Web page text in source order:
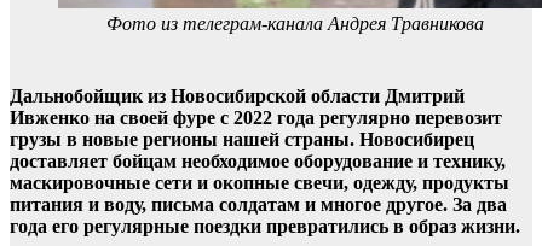
Фото из телеграм-канала Андрея Травникова
Дальнобойщик из Новосибирской области Дмитрий
Ивженко на своей фуре с 2022 года регулярно перевозит
грузы в новые регионы нашей страны. Новосибирец
доставляет бойцам необходимое оборудование и технику,
маскировочные сети и окопные свечи, одежду, продукты
питания и воду, письма солдатам и многое другое. За два
года его регулярные поездки превратились в образ жизни.